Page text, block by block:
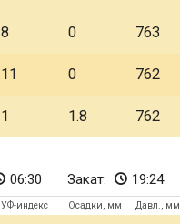
8 0 763
11 0 762
1 1.8 762
06:30 Закат: 19:24
УФ-индекс Осадки, мм Давл., мм